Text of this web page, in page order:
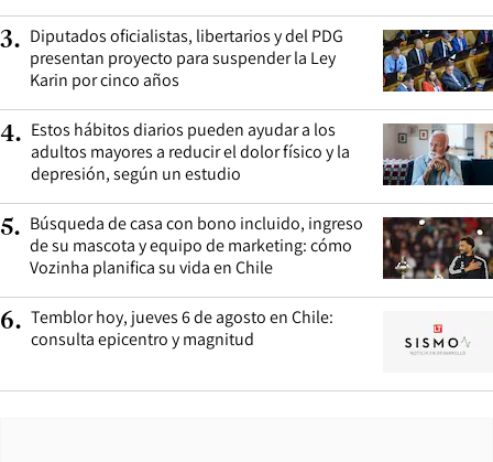
3. Diputados oficialistas, libertarios y del PDG
presentan proyecto para suspender la Ley
Karin por cinco años
4. Estos hábitos diarios pueden ayudar a los
adultos mayores a reducir el dolor físico y la
depresión, según un estudio
5. Búsqueda de casa con bono incluido, ingreso
de su mascota y equipo de marketing: cómo
Vozinha planifica su vida en Chile
6. Temblor hoy, jueves 6 de agosto en Chile:
consulta epicentro y magnitud